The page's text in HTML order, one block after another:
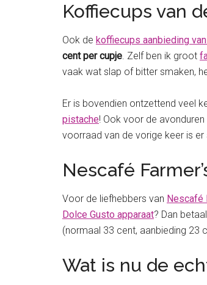
Koffiecups van
Ook de koffiecups aanbieding
cent per cupje. Zelf ben ik groot
vaak wat slap of bitter smaken,
Er is bovendien ontzettend veel
pistache! Ook voor de
voorraad van de vorige keer is er
Nescafé
Voor de liefhebbers van Nescafé
Dolce Gusto apparaat? Dan
(normaal 33 cent, aanbieding 23
Wat is nu de